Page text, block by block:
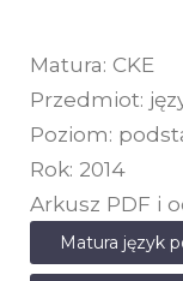
Matura: CKE
Przedmiot:
Poziom:
Rok: 2014
Arkusz PDF i